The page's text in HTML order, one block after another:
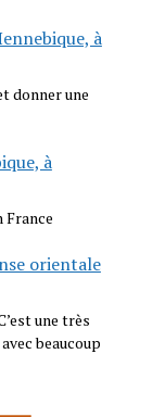
à
donner une
à
France
orientale
une très
beaucoup